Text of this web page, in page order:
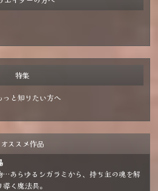
特集
っと知りたい方へ
オススメ作品
…あらゆるシガラミから、持ち主の魂を解
く魔法具。